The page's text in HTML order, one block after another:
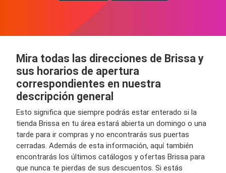
Mira todas las direcciones de Brissa y
sus horarios de apertura
correspondientes en nuestra
descripción general
Esto significa que siempre podrás estar enterado si la
tienda Brissa en tu área estará abierta un domingo o una
tarde para ir compras y no encontrarás sus puertas
cerradas. Además de esta información, aquí también
encontrarás los últimos catálogos y ofertas Brissa para
que nunca te pierdas de sus descuentos. Si estás